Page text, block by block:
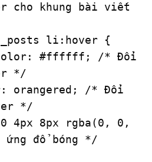
cho khung bài viết
li :hover {
: #ffffff ; /* Đổi
*/
: orangered; /* Đổi
*/
0 4px 8px rgba ( 0 , 0
ứng đổ bóng */